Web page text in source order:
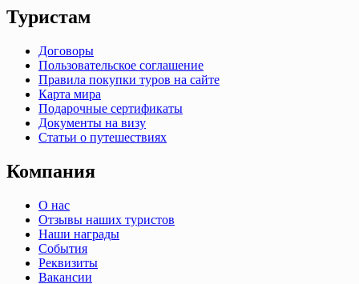
Туристам
Договоры
Пользовательское соглашение
Правила покупки туров на сайте
Карта мира
Подарочные сертификаты
Документы на визу
Статьи о путешествиях
Компания
О нас
Отзывы наших туристов
Наши награды
События
Реквизиты
Вакансии